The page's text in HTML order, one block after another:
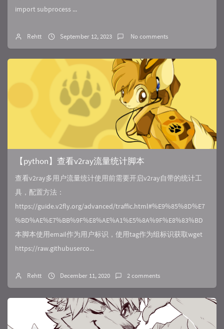
import subprocess ...
Rehtt September 12, 2023 No comments
【python】查看v2ray流量统计脚本
查看v2ray多用户流量统计使用前需要开启v2ray自带的统计工
具，配置方法：
https://guide.v2fly.org/advanced/traffic.html#%E9%85%8D%E7
%BD%AE%E7%BB%9F%E8%AE%A1%E5%8A%9F%E8%83%BD
本脚本使用email作为用户标识，使用tag作为组标识获取wget
https://raw.githubuserco...
Rehtt December 11, 2020 2 comments